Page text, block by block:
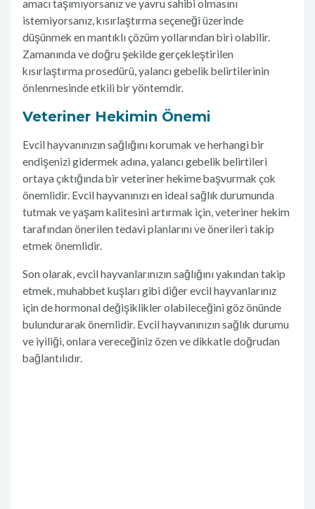
amacı taşımıyorsanız ve yavru sahibi olmasını
istemiyorsanız, kısırlaştırma seçeneği üzerinde
düşünmek en mantıklı çözüm yollarından biri olabilir.
Zamanında ve doğru şekilde gerçekleştirilen
kısırlaştırma prosedürü, yalancı gebelik belirtilerinin
önlenmesinde etkili bir yöntemdir.
Veteriner Hekimin Önemi
Evcil hayvanınızın sağlığını korumak ve herhangi bir
endişenizi gidermek adına, yalancı gebelik belirtileri
ortaya çıktığında bir veteriner hekime başvurmak çok
önemlidir. Evcil hayvanınızı en ideal sağlık durumunda
tutmak ve yaşam kalitesini artırmak için, veteriner hekim
tarafından önerilen tedavi planlarını ve önerileri takip
etmek önemlidir.
Son olarak, evcil hayvanlarınızın sağlığını yakından takip
etmek, muhabbet kuşları gibi diğer evcil hayvanlarınız
için de hormonal değişiklikler olabileceğini göz önünde
bulundurarak önemlidir. Evcil hayvanınızın sağlık durumu
ve iyiliği, onlara vereceğiniz özen ve dikkatle doğrudan
bağlantılıdır.